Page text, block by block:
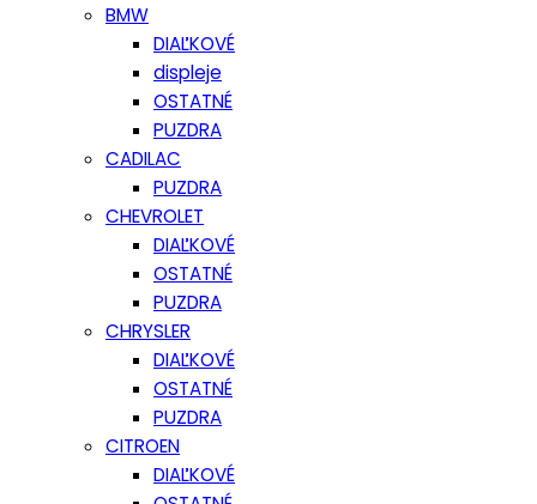
BMW
DIAĽKOVÉ
displeje
OSTATNÉ
PUZDRA
CADILAC
PUZDRA
CHEVROLET
DIAĽKOVÉ
OSTATNÉ
PUZDRA
CHRYSLER
DIAĽKOVÉ
OSTATNÉ
PUZDRA
CITROEN
DIAĽKOVÉ